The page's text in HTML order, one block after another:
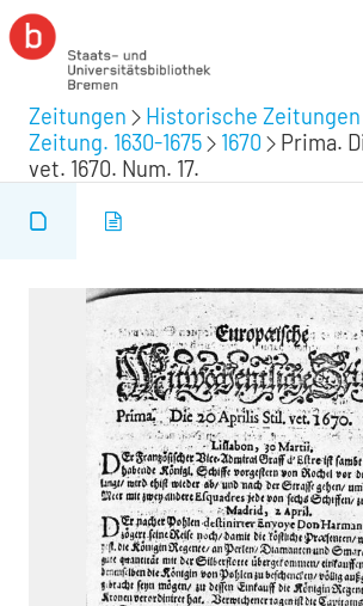
Zeitungen Historische Zeitungen
Zeitung. 1630-1675
1670
Prima.
vet. 1670. Num. 17.